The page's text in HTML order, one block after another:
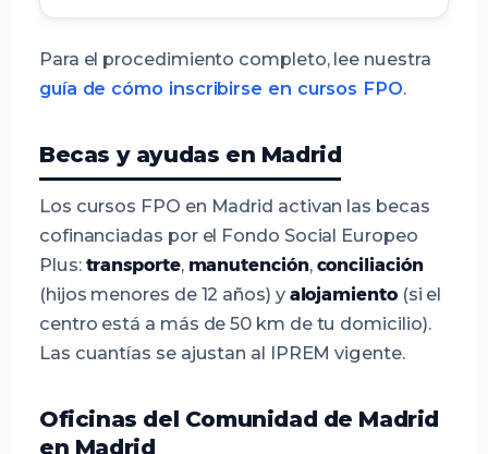
Para el procedimiento completo, lee nuestra
guía de cómo inscribirse en cursos FPO.
Becas y ayudas en Madrid
Los cursos FPO en Madrid activan las becas
cofinanciadas por el Fondo Social Europeo
Plus: transporte, manutención, conciliación
(hijos menores de 12 años) y alojamiento(si el
centro está a más de 50 km de tu domicilio).
Las cuantías se ajustan al IPREM vigente.
Oficinas del Comunidad de Madrid
en Madrid